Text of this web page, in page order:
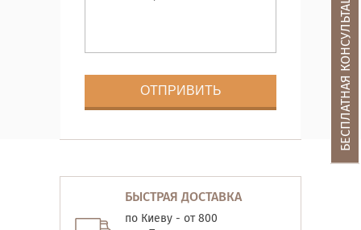
БЫСТРАЯ ДОСТАВКА
по Киеву - от 800
БЕСПЛАТНАЯ КОНСУЛЬТАЦИЯ